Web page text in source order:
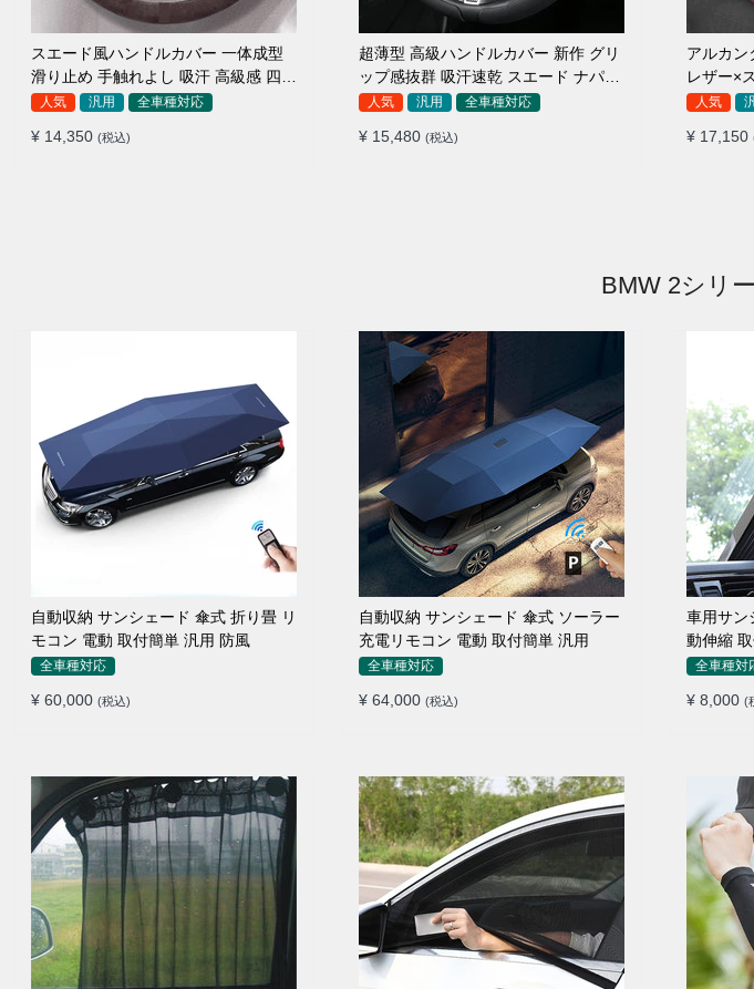
スエード風ハンドルカバー 一体成型
滑り止め 手触れよし 吸汗 高級感 四季
汎用 35~38CM
人気 汎用 全車種対応
¥ 14,350 (税込)
超薄型 高級ハンドルカバー 新作 グリ
ップ感抜群 吸汗速乾 スエード ナパレ
ザー 通年使用 37~38CM
人気 汎用 全車種対応
¥ 15,480 (税込)
アルカン
レザー×
人気
¥ 17,150
BMW 2シリ
自動収納 サンシェード 傘式 折り畳 リ
モコン 電動 取付簡単 汎用 防風
全車種対応
¥ 60,000 (税込)
自動収納 サンシェード 傘式 ソーラー
充電リモコン 電動 取付簡単 汎用
全車種対応
¥ 64,000 (税込)
車用サン
動伸縮
ット 仮眠
全車種対
¥ 8,000 (